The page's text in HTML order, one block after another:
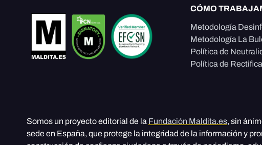
CÓMO
Metodología
Metodología La
Política de
Política de
Somos un proyecto editorial de la Fundación Maldita.es, sin
sede en España, que protege la integridad de la información y